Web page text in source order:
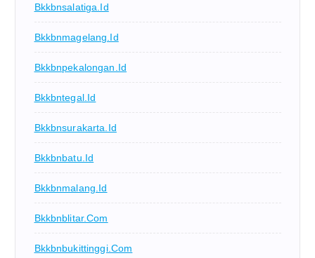
Bkkbnsalatiga.id
Bkkbnmagelang.id
Bkkbnpekalongan.id
Bkkbntegal.id
Bkkbnsurakarta.id
Bkkbnbatu.id
Bkkbnmalang.id
Bkkbnblitar.com
Bkkbnbukittinggi.com